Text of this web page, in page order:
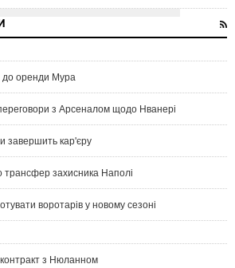
до оренди Мура
з Арсеналом щодо Нванері
завершить кар'єру
трансфер захисника Наполі
воротарів у новому сезоні
з Нюланном